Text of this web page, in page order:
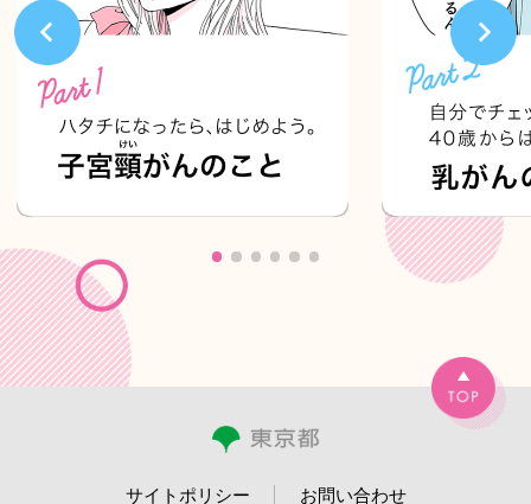
サイトポリシー お問い合わせ